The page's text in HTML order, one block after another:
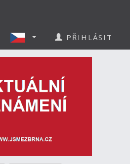
PŘIHLÁSIT